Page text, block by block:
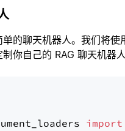
的聊天机器人。我们将使
你自己的 RAG 聊天机器人
import